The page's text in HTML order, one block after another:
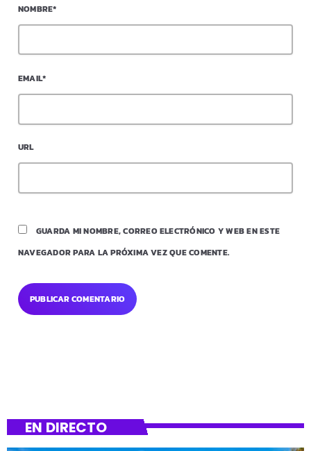
NOMBRE*
EMAIL*
URL
GUARDA MI NOMBRE, CORREO ELECTRÓNICO Y WEB EN ESTE
NAVEGADOR PARA LA PRÓXIMA VEZ QUE COMENTE.
EN DIRECTO